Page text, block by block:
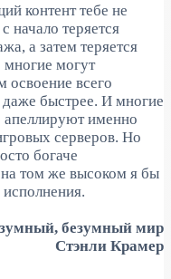
контент тебе не
начало теряется
а затем теряется
многие могут
освоение всего
даже быстрее. И многие
апеллируют именно
серверов. Но
богаче
на том же высоком я бы
безумный мир
Стэнли Крамер